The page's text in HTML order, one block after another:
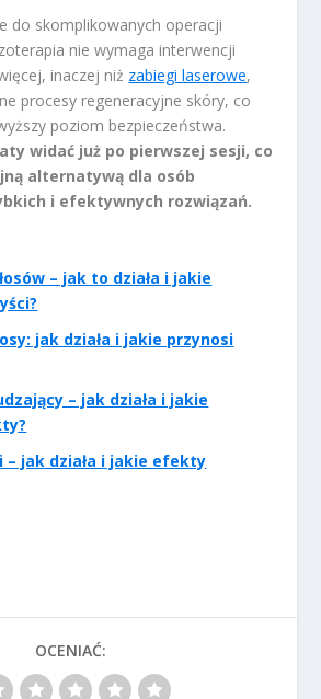
do skomplikowanych operacji
nie wymaga interwencji
inaczej niż zabiegi laserowe,
procesy regeneracyjne skóry, co
poziom bezpieczeństwa.
widać już po pierwszej sesji, co
alternatywą dla osób
i efektywnych rozwiązań.
– jak to działa i jakie
jak działa i jakie przynosi
– jak działa i jakie
– jak działa i jakie efekty
OCENIAĆ: